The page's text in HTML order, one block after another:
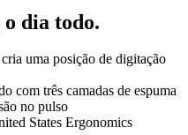
dia todo.
uma posição de digitação
com três camadas de espuma
no pulso
States Ergonomics